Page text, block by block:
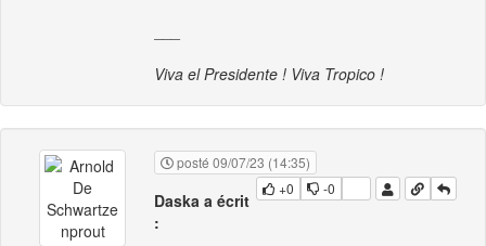
Viva el Presidente ! Viva Tropico !
posté 09/07/23 (14:35)
+0
-0
Daska a écrit
: